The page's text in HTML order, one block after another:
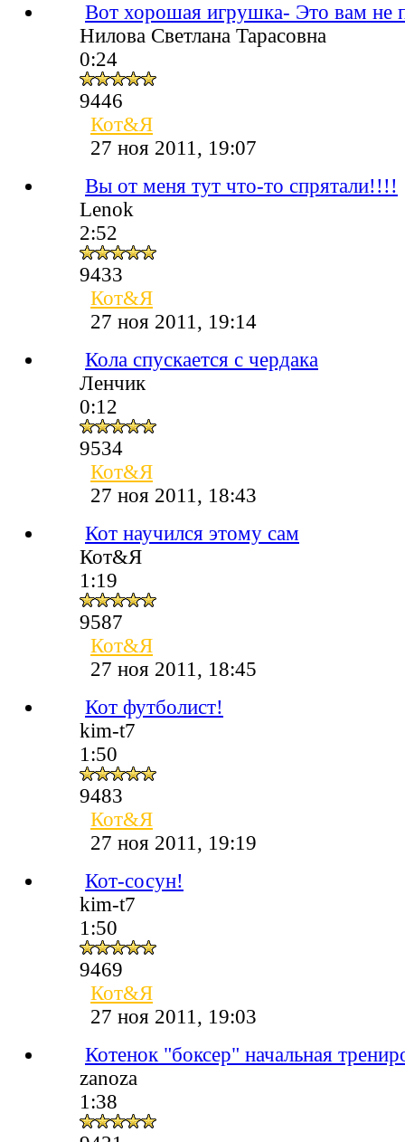
Вот хорошая игрушка- Это вам не
Нилова Светлана Тарасовна
0:24
9446
Кот&Я
27 ноя 2011, 19:07
Вы от меня тут что-то спрятали!!!!
Lenok
2:52
9433
Кот&Я
27 ноя 2011, 19:14
Кола спускается с чердака
Ленчик
0:12
9534
Кот&Я
27 ноя 2011, 18:43
Кот научился этому сам
Кот&Я
1:19
9587
Кот&Я
27 ноя 2011, 18:45
Кот футболист!
kim-t7
1:50
9483
Кот&Я
27 ноя 2011, 19:19
Кот-сосун!
kim-t7
1:50
9469
Кот&Я
27 ноя 2011, 19:03
Котенок "боксер" начальная
zanoza
1:38